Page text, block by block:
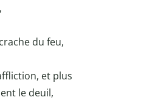
du feu,
et plus
le deuil,